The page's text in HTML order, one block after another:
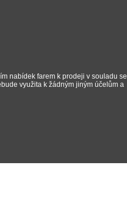
nabídek farem k prodeji v souladu se
využita k žádným jiným účelům a